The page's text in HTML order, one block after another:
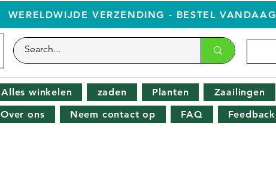
WERELDWIJDE VERZENDING - BESTEL VANDAAG
Alles winkelen zaden Planten Zaailingen
Over ons Neem contact op FAQ Feedback